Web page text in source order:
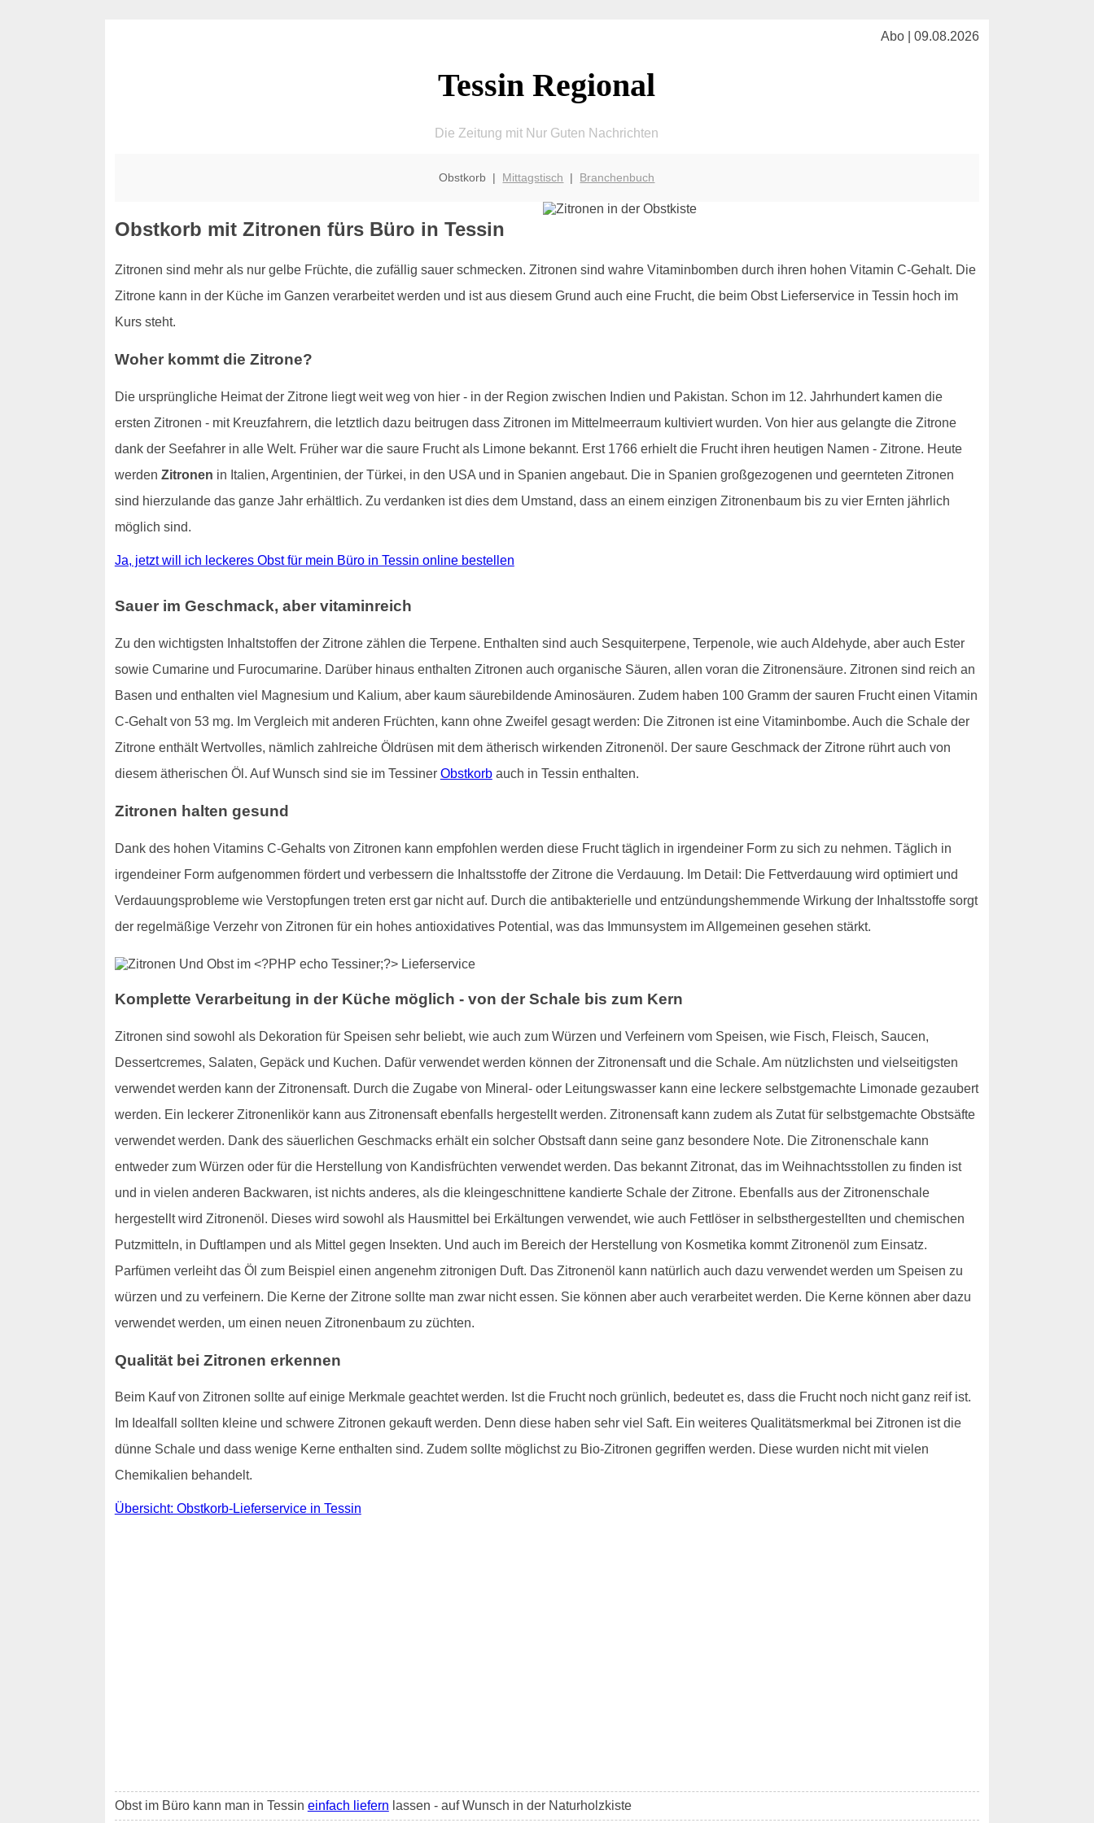
Abo | 09.08.2026
Tessin Regional
Die Zeitung mit Nur Guten Nachrichten
Obstkorb | Mittagstisch | Branchenbuch
Obstkorb mit Zitronen fürs Büro in Tessin
Zitronen sind mehr als nur gelbe Früchte, die zufällig sauer schmecken. Zitronen sind wahre Vitaminbomben durch ihren hohen Vitamin C-Gehalt. Die
Zitrone kann in der Küche im Ganzen verarbeitet werden und ist aus diesem Grund auch eine Frucht, die beim Obst Lieferservice in Tessin hoch im
Kurs steht.
Woher kommt die Zitrone?
Die ursprüngliche Heimat der Zitrone liegt weit weg von hier - in der Region zwischen Indien und Pakistan. Schon im 12. Jahrhundert kamen die
ersten Zitronen - mit Kreuzfahrern, die letztlich dazu beitrugen dass Zitronen im Mittelmeerraum kultiviert wurden. Von hier aus gelangte die Zitrone
dank der Seefahrer in alle Welt. Früher war die saure Frucht als Limone bekannt. Erst 1766 erhielt die Frucht ihren heutigen Namen - Zitrone. Heute
werden Zitronen in Italien, Argentinien, der Türkei, in den USA und in Spanien angebaut. Die in Spanien großgezogenen und geernteten Zitronen
sind hierzulande das ganze Jahr erhältlich. Zu verdanken ist dies dem Umstand, dass an einem einzigen Zitronenbaum bis zu vier Ernten jährlich
möglich sind.
Ja, jetzt will ich leckeres Obst für mein Büro in Tessin online bestellen
Sauer im Geschmack, aber vitaminreich
Zu den wichtigsten Inhaltstoffen der Zitrone zählen die Terpene. Enthalten sind auch Sesquiterpene, Terpenole, wie auch Aldehyde, aber auch Ester
sowie Cumarine und Furocumarine. Darüber hinaus enthalten Zitronen auch organische Säuren, allen voran die Zitronensäure. Zitronen sind reich an
Basen und enthalten viel Magnesium und Kalium, aber kaum säurebildende Aminosäuren. Zudem haben 100 Gramm der sauren Frucht einen Vitamin
C-Gehalt von 53 mg. Im Vergleich mit anderen Früchten, kann ohne Zweifel gesagt werden: Die Zitronen ist eine Vitaminbombe. Auch die Schale der
Zitrone enthält Wertvolles, nämlich zahlreiche Öldrüsen mit dem ätherisch wirkenden Zitronenöl. Der saure Geschmack der Zitrone rührt auch von
diesem ätherischen Öl. Auf Wunsch sind sie im Tessiner Obstkorbauch in Tessin enthalten.
Zitronen halten gesund
Dank des hohen Vitamins C-Gehalts von Zitronen kann empfohlen werden diese Frucht täglich in irgendeiner Form zu sich zu nehmen. Täglich in
irgendeiner Form aufgenommen fördert und verbessern die Inhaltsstoffe der Zitrone die Verdauung. Im Detail: Die Fettverdauung wird optimiert und
Verdauungsprobleme wie Verstopfungen treten erst gar nicht auf. Durch die antibakterielle und entzündungshemmende Wirkung der Inhaltsstoffe sorgt
der regelmäßige Verzehr von Zitronen für ein hohes antioxidatives Potential, was das Immunsystem im Allgemeinen gesehen stärkt.
Komplette Verarbeitung in der Küche möglich - von der Schale bis zum Kern
Zitronen sind sowohl als Dekoration für Speisen sehr beliebt, wie auch zum Würzen und Verfeinern vom Speisen, wie Fisch, Fleisch, Saucen,
Dessertcremes, Salaten, Gepäck und Kuchen. Dafür verwendet werden können der Zitronensaft und die Schale. Am nützlichsten und vielseitigsten
verwendet werden kann der Zitronensaft. Durch die Zugabe von Mineral- oder Leitungswasser kann eine leckere selbstgemachte Limonade gezaubert
werden. Ein leckerer Zitronenlikör kann aus Zitronensaft ebenfalls hergestellt werden. Zitronensaft kann zudem als Zutat für selbstgemachte Obstsäfte
verwendet werden. Dank des säuerlichen Geschmacks erhält ein solcher Obstsaft dann seine ganz besondere Note. Die Zitronenschale kann
entweder zum Würzen oder für die Herstellung von Kandisfrüchten verwendet werden. Das bekannt Zitronat, das im Weihnachtsstollen zu finden ist
und in vielen anderen Backwaren, ist nichts anderes, als die kleingeschnittene kandierte Schale der Zitrone. Ebenfalls aus der Zitronenschale
hergestellt wird Zitronenöl. Dieses wird sowohl als Hausmittel bei Erkältungen verwendet, wie auch Fettlöser in selbsthergestellten und chemischen
Putzmitteln, in Duftlampen und als Mittel gegen Insekten. Und auch im Bereich der Herstellung von Kosmetika kommt Zitronenöl zum Einsatz.
Parfümen verleiht das Öl zum Beispiel einen angenehm zitronigen Duft. Das Zitronenöl kann natürlich auch dazu verwendet werden um Speisen zu
würzen und zu verfeinern. Die Kerne der Zitrone sollte man zwar nicht essen. Sie können aber auch verarbeitet werden. Die Kerne können aber dazu
verwendet werden, um einen neuen Zitronenbaum zu züchten.
Qualität bei Zitronen erkennen
Beim Kauf von Zitronen sollte auf einige Merkmale geachtet werden. Ist die Frucht noch grünlich, bedeutet es, dass die Frucht noch nicht ganz reif ist.
Im Idealfall sollten kleine und schwere Zitronen gekauft werden. Denn diese haben sehr viel Saft. Ein weiteres Qualitätsmerkmal bei Zitronen ist die
dünne Schale und dass wenige Kerne enthalten sind. Zudem sollte möglichst zu Bio-Zitronen gegriffen werden. Diese wurden nicht mit vielen
Chemikalien behandelt.
Übersicht: Obstkorb-Lieferservice in Tessin
Obst im Büro kann man in Tessin einfach liefern lassen - auf Wunsch in der Naturholzkiste